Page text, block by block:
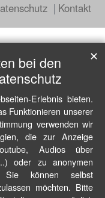
Kontakt
bei den
Erlebnis bieten.
Funktionieren unserer
verwenden wir
die zur Anzeige
Audios über
oder zu anonymen
Sie können selbst
möchten. Bitte
✕